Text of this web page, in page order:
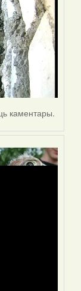
каментары.